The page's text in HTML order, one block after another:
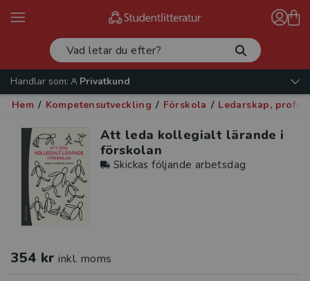
Handlar som:
Privatkund
Hem / Kompetensutveckling / Förskola / Ledarskap,
Att leda kollegialt lärande i
förskolan
Skickas följande arbetsdag
354 kr inkl. moms